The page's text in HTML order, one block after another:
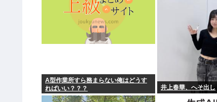
A型作業所すら務まらない俺はどうす
ればいい？？？
井上春華、へそ出し